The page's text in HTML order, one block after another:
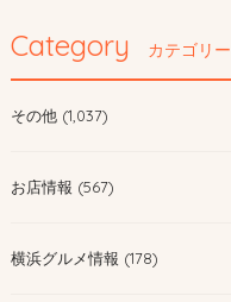
Category カテゴリー
その他 (1,037)
お店情報 (567)
横浜グルメ情報 (178)